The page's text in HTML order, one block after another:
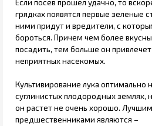
Если посев прошел удачно, то
грядках появятся первые зеленые
ними придут и вредители, с
бороться. Причем чем более
посадить, тем больше он
неприятных насекомых.
Культивирование лука оптимально
суглинистых плодородных землях,
он растет не очень хорошо.
предшественниками являются –